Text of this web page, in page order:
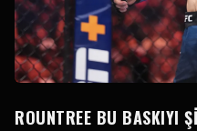
ROUNTREE BU BASKIYI